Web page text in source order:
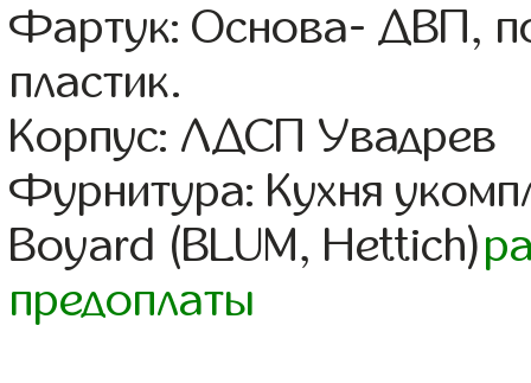
Фартук: Основа- ДВП,
пластик.
Корпус: ЛДСП Увадрев
Фурнитура: Кухня
Boyard (BLUM, Hettich)
предоплаты